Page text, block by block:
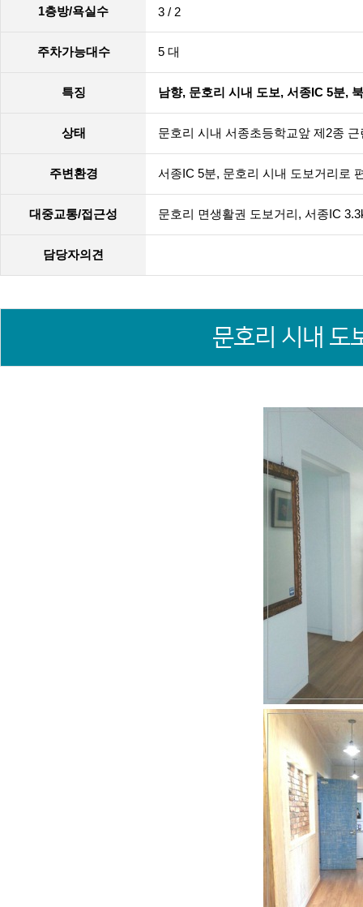
1층방/욕실수 3 / 2
주차가능대수 5 대
특징 남향, 문호리 시내 도보, 서종IC 5분,
상태 문호리 시내 서종초등학교앞 제2종
주변환경 서종IC 5분, 문호리 시내 도보거리로
대중교통/접근성 문호리 면생활권 도보거리, 서종IC
담당자의견
문호리 시내 도